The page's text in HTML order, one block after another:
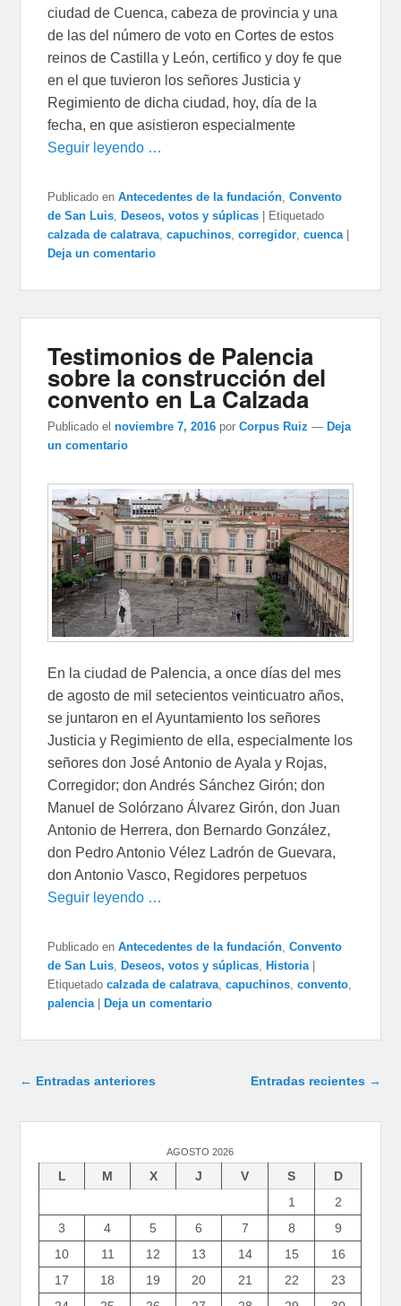
ciudad de Cuenca, cabeza de provincia y una
de las del número de voto en Cortes de estos
reinos de Castilla y León, certifico y doy fe que
en el que tuvieron los señores Justicia y
Regimiento de dicha ciudad, hoy, día de la
fecha, en que asistieron especialmente
Seguir leyendo …
Publicado en Antecedentes de la fundación,Convento
de San Luis, Deseos, votos y súplicas
Etiquetado
calzada de calatrava,capuchinos,corregidor,cuenca
Deja un comentario
Testimonios de Palencia
sobre la construcción del
convento en La Calzada
Publicado el noviembre 7, 2016 porCorpus Ruiz — Deja
un comentario
En la ciudad de Palencia, a once días del mes
de agosto de mil setecientos veinticuatro años,
se juntaron en el Ayuntamiento los señores
Justicia y Regimiento de ella, especialmente los
señores don José Antonio de Ayala y Rojas,
Corregidor; don Andrés Sánchez Girón; don
Manuel de Solórzano Álvarez Girón, don Juan
Antonio de Herrera, don Bernardo González,
don Pedro Antonio Vélez Ladrón de Guevara,
don Antonio Vasco, Regidores perpetuos
Seguir leyendo …
Publicado en Antecedentes de la fundación,Convento
de San Luis, Deseos, votos y súplicas, Historia
Etiquetado calzada de calatrava,capuchinos,convento,
palencia
Deja un comentario
Navegación de entradas
← Entradas anteriores Entradas recientes →
AGOSTO 2026
L M X J V S
D
1
2
3
4 5 6 7 8
9
10
11 12 13 14 15
16
17
18 19 20 21 22
23